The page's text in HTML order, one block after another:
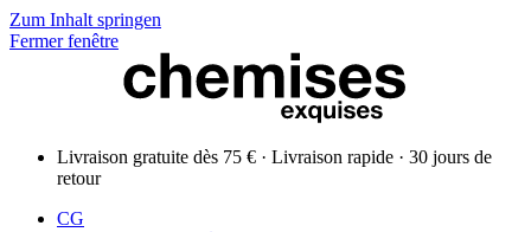
Zum Inhalt springen
Fermer fenêtre
Livraison gratuite dès 75 € · Livraison rapide · 30 jours de
retour
CG